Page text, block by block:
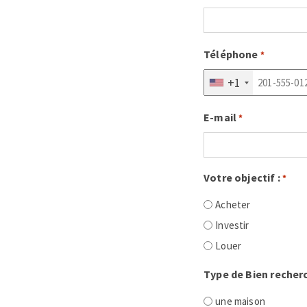
Téléphone *
+1
E-mail*
Votre objectif :*
Acheter
Investir
Louer
Type de Bien
une maison